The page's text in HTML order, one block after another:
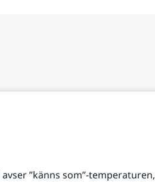
”känns som”-temperaturen,